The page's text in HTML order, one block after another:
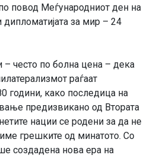
по повод Меѓународниот ден на
за мир – 24
– често по болна цена – дека
раѓаат
години, како последица на
предизвикано од Втората
нации се родени за да не
грешките од минатото. Со
создадена нова ера на